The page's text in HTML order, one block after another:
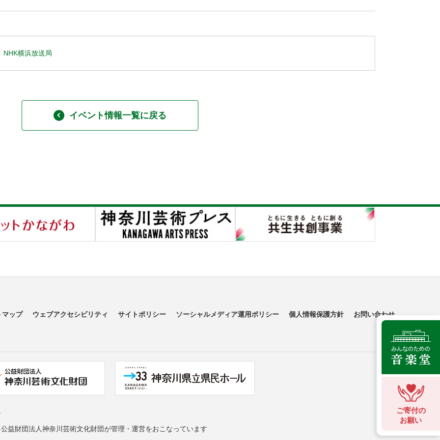
NHK横浜放送局
イベント情報一覧に戻る
ご寄付の
お願い
マップ ウェブアクセシビリティ サイトポリシー ソーシャルメディア運用ポリシー 個人情報保護方針 お問い合わせ
益財団法人神奈川芸術文化財団が管理・運営をおこなっています